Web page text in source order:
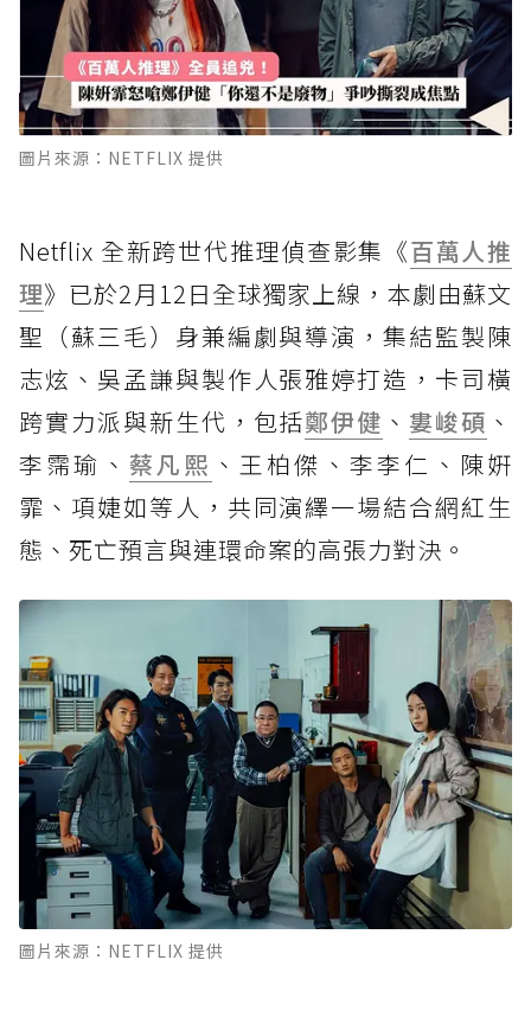
圖片來源：NETFLIX 提供
Netflix 全新跨世代推理偵查影集《百萬人推
理》已於2月12日全球獨家上線，本劇由蘇文
聖（蘇三毛）身兼編劇與導演，集結監製陳
志炫、吳孟謙與製作人張雅婷打造，卡司橫
跨實力派與新生代，包括鄭伊健 、 婁峻碩 、
李霈瑜、 蔡凡熙 、王柏傑、李李仁、陳姸
霏、項婕如等人，共同演繹一場結合網紅生
態、死亡預言與連環命案的高張力對決。
圖片來源：NETFLIX 提供